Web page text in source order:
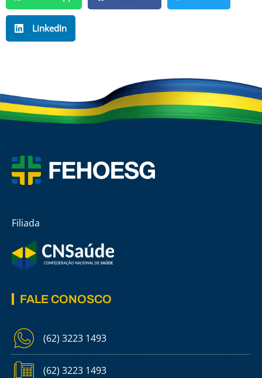
LinkedIn
Filiada
FALE CONOSCO
(62) 3223 1493
(62) 3223 1493